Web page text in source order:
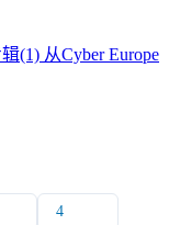
(1) 从Cyber Europe
4